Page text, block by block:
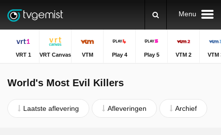
Menu
VRT 1 VRT Canvas VTM Play 4 Play 5 VTM 2 VTM
World's Most Evil Killers
Laatste aflevering Afleveringen Archief